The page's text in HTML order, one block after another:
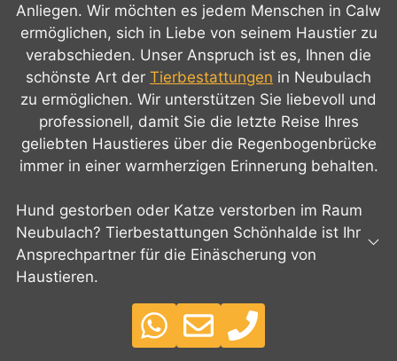
Anliegen. Wir möchten es jedem Menschen in Calw
ermöglichen, sich in Liebe von seinem Haustier zu
verabschieden. Unser Anspruch ist es, Ihnen die
schönste Art der Tierbestattungen in Neubulach
zu ermöglichen. Wir unterstützen Sie liebevoll und
professionell, damit Sie die letzte Reise Ihres
geliebten Haustieres über die Regenbogenbrücke
immer in einer warmherzigen Erinnerung behalten.
Hund gestorben oder Katze verstorben im Raum
Neubulach? Tierbestattungen Schönhalde ist Ihr
Ansprechpartner für die Einäscherung von
Haustieren.